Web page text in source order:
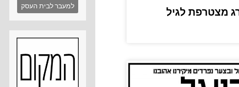
מצטרפת לגיל
למעבר לבית העסק